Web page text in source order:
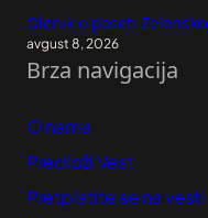
Olenik o poseti
avgust 8, 2026
Brza navigacija
O nama
Predloži Vest
Pretplatite se na vesti